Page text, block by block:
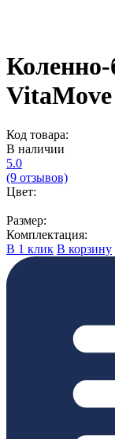
Коленно-
Код товара:
В наличии
5.0
(9 отзывов)
Цвет:
Размер:
Комплектация:
В 1 клик В корзину